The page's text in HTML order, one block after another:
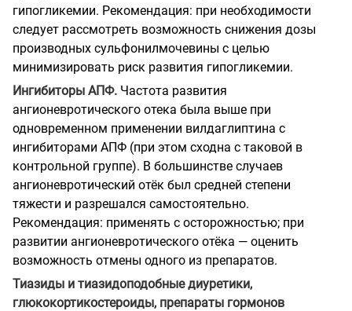
гипогликемии. Рекомендация: при необходимости
следует рассмотреть возможность снижения дозы
производных сульфонилмочевины с целью
минимизировать риск развития гипогликемии.
Ингибиторы АПФ. Частота развития
ангионевротического отека была выше при
одновременном применении вилдаглиптина с
ингибиторами АПФ (при этом сходна с таковой в
контрольной группе). В большинстве случаев
ангионевротический отёк был средней степени
тяжести и разрешался самостоятельно.
Рекомендация: применять с осторожностью; при
развитии ангионевротического отёка — оценить
возможность отмены одного из препаратов.
Тиазиды и тиазидоподобные диуретики,
глюкокортикостероиды, препараты гормонов